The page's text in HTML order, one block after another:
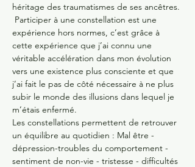
héritage des traumatismes de ses ancêtres.
Participer à une constellation est une
expérience hors normes, c’est grâce à
cette expérience que j’ai connu une
véritable accélération dans mon évolution
vers une existence plus consciente et que
j’ai fait le pas de côté nécessaire à ne plus
subir le monde des illusions dans lequel je
m’étais enfermé.
Les constellations permettent de retrouver
un équilibre au quotidien : Mal être -
dépression-troubles du comportement -
sentiment de non-vie - tristesse - difficultés